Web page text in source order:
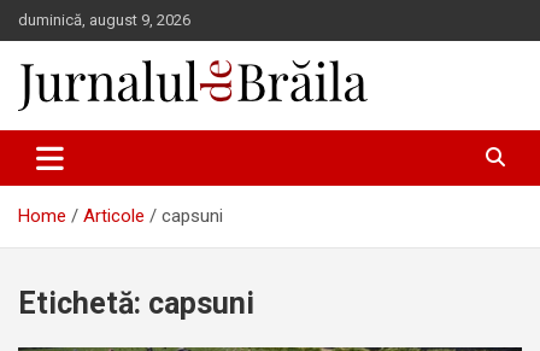
Skip
to
content
duminică, august 9, 2026
Jurnalul de Brăila
Home Articole capsuni
Etichetă: capsuni